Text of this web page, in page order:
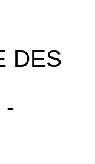
DES
-